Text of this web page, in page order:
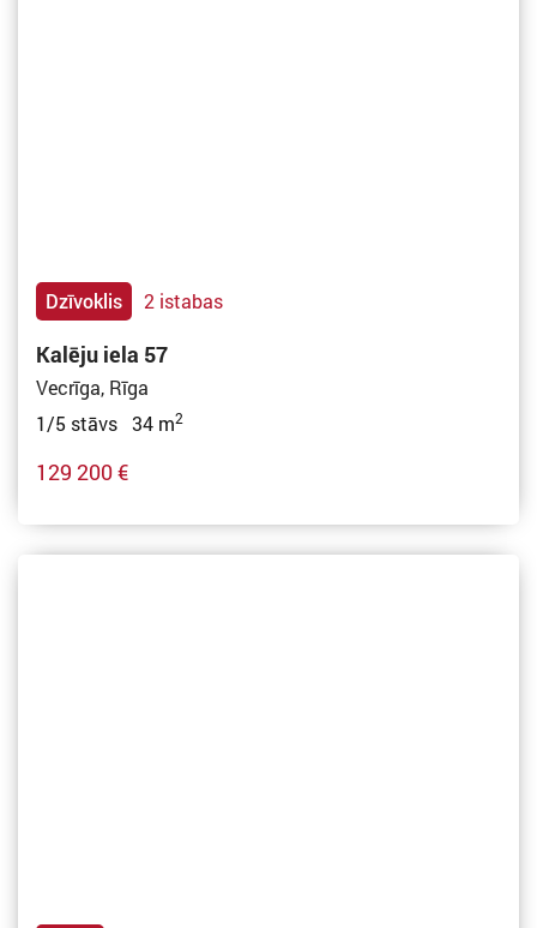
Dzīvoklis 2 istabas
Kalēju iela 57
Vecrīga, Rīga
1/5 stāvs 34 m2
129 200 €